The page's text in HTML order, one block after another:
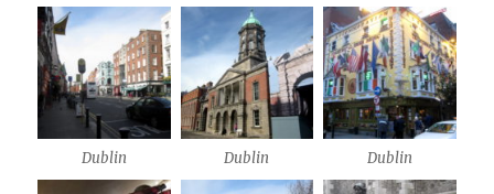
Dublin Dublin Dublin